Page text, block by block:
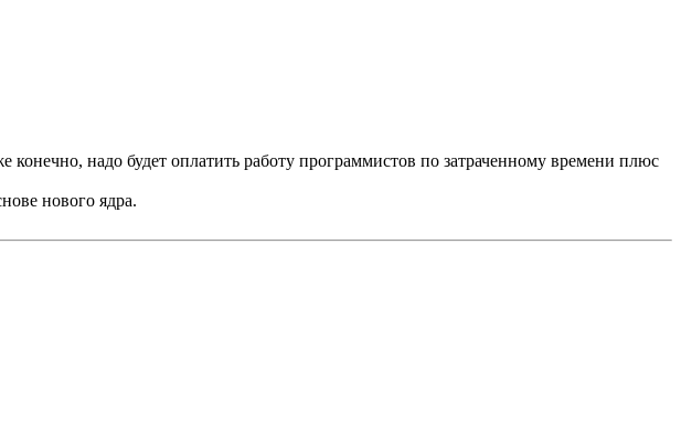
надо будет оплатить работу программистов по затраченному времени плюс
нового ядра.